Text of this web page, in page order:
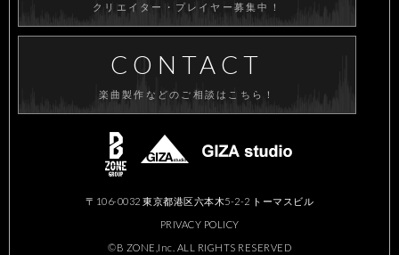
〒106-0032 東京都港区六本木5-2-2 トーマスビル
PRIVACY POLICY
©B ZONE,Inc. ALL RIGHTS RESERVED
クリエイター・プレイヤー募集中！
CONTACT
楽曲製作などのご相談はこちら！